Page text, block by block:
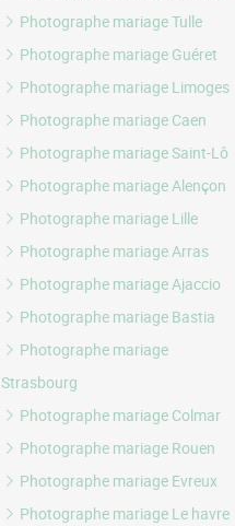
Photographe mariage Tulle
Photographe mariage Guéret
Photographe mariage Limoges
Photographe mariage Caen
Photographe mariage Saint-Lô
Photographe mariage Alençon
Photographe mariage Lille
Photographe mariage Arras
Photographe mariage Ajaccio
Photographe mariage Bastia
Photographe mariage
Strasbourg
Photographe mariage Colmar
Photographe mariage Rouen
Photographe mariage Evreux
Photographe mariage Le havre